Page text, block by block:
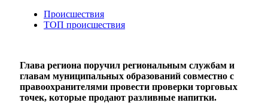
Происшествия
ТОП происшествия
Глава региона поручил региональным службам и
главам муниципальных образований совместно с
правоохранителями провести проверки торговых
точек, которые продают разливные напитки.